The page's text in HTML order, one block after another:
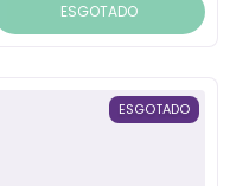
ESGOTADO
ESGOTADO